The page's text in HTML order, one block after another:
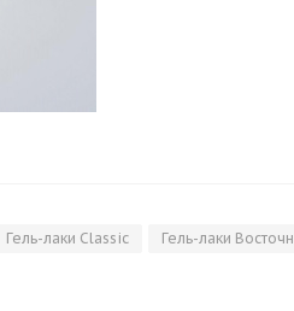
Гель-лаки Classic Гель-лаки